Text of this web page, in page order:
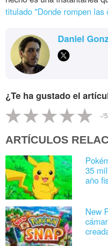
titulado "Donde rompen las
Daniel
¿Te ha gustado el
-/
ARTÍCULOS
35
año
New